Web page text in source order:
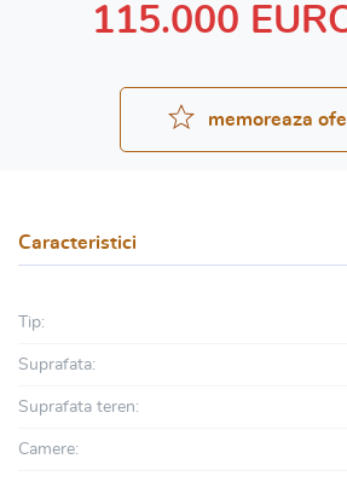
115.000
memoreaza
Caracteristici
Tip:
Suprafata:
Suprafata teren:
Camere: